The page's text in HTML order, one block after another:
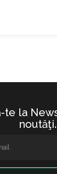
te la
noutăţi.